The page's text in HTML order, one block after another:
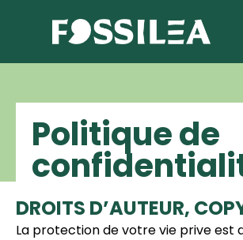
Politique de
DROITS D’AUTEUR,
La protection de votre vie prive est